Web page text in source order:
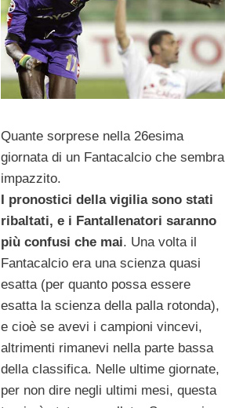
Quante sorprese nella 26esima
giornata di un Fantacalcio che sembra
impazzito.
I pronostici della vigilia sono stati
ribaltati, e i Fantallenatori saranno
più confusi che mai. Una volta il
Fantacalcio era una scienza quasi
esatta (per quanto possa essere
esatta la scienza della palla rotonda),
e cioè se avevi i campioni vincevi,
altrimenti rimanevi nella parte bassa
della classifica. Nelle ultime giornate,
per non dire negli ultimi mesi, questa